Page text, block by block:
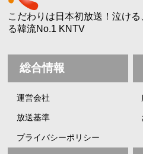
こだわりは日本初放送！泣け
る韓流No.1 KNTV
総合情報
運営会社
放送基準
プライバシーポリシー